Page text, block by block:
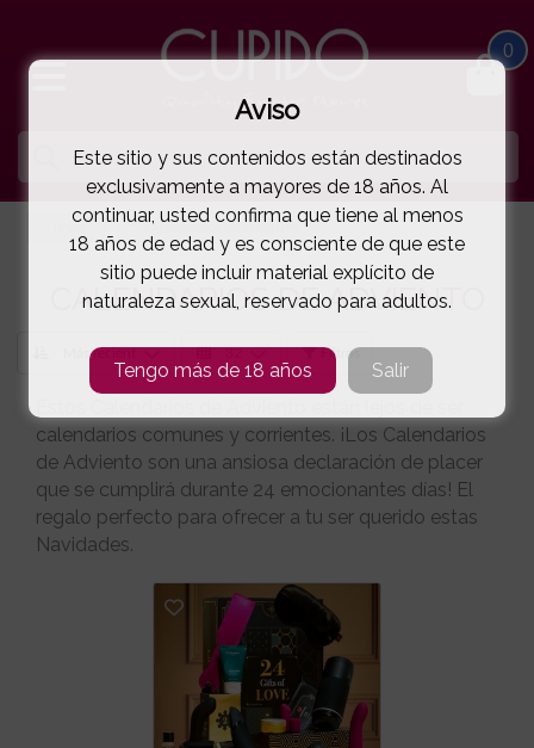
0
CALENDARIOS DE ADVIENTO
Filtros
calendarios comunes y corrientes. ¡Los Calendarios
de Adviento son una ansiosa declaración de placer
que se cumplirá durante 24 emocionantes días! El
regalo perfecto para ofrecer a tu ser querido estas
Navidades.
Aviso
Este sitio y sus contenidos están destinados
exclusivamente a mayores de 18 años. Al
continuar, usted confirma que tiene al menos
18 años de edad y es consciente de que este
sitio puede incluir material explícito de
naturaleza sexual, reservado para adultos.
Tengo más de 18 años Salir